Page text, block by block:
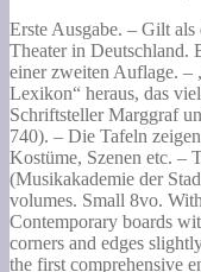
Dilettanten
und
Theaterfreunde
unter
Mitwirkung
der
sachkundigsten
Schriftsteller
Deutschlands.
Menge
Erste Ausgabe. – Gilt
Theater in Deutschland.
einer zweiten Auflage. –
Lexikon“ heraus, das
Schriftsteller Marggraf
740). – Die Tafeln
Kostüme, Szenen etc. –
(Musikakademie der
volumes. Small 8vo.
Contemporary boards
corners and edges
the first comprehensive